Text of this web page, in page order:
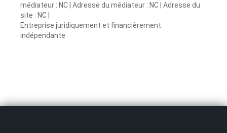
médiateur : NC | Adresse du médiateur : NC | Adresse du
site : NC |
Entreprise juridiquement et financièrement
indépendante